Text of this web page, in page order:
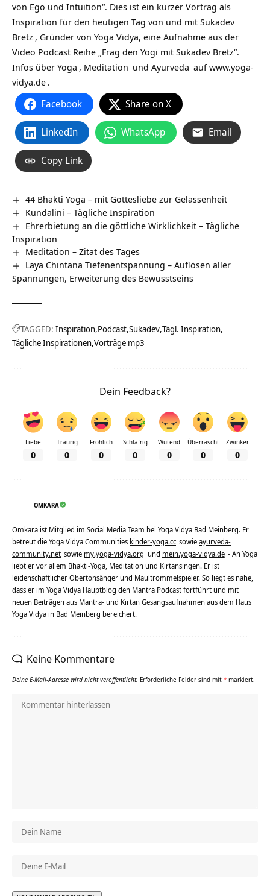
von Ego und Intuition“. Dies ist ein kurzer Vortrag als
Inspiration für den heutigen Tag von und mit Sukadev
Bretz , Gründer von Yoga Vidya, eine Aufnahme aus der
Video Podcast Reihe „Frag den Yogi mit Sukadev Bretz“.
Infos über Yoga , Meditation und Ayurveda aufwww.yoga-
vidya.de .
Facebook Share on X
LinkedIn WhatsApp Email
Copy Link
44 Bhakti Yoga – mit Gottesliebe zur Gelassenheit
Kundalini – Tägliche Inspiration
Ehrerbietung an die göttliche Wirklichkeit – Tägliche
Inspiration
Meditation – Zitat des Tages
Laya Chintana Tiefenentspannung – Auflösen aller
Spannungen, Erweiterung des Bewusstseins
TAGGED: Inspiration Podcast Sukadev Tägl. Inspiration
Tägliche Inspirationen Vorträge mp3
Dein Feedback?
Liebe
0
Traurig
0
Fröhlich
0
Schläfrig
0
Wütend
0
Überrascht
0
Zwinker
0
OMKARA
Omkara ist Mitglied im Social Media Team bei Yoga Vidya Bad Meinberg. Er
betreut die Yoga Vidya Communities kinder-yoga.cc sowieayurveda-
community.net sowie my.yoga-vidya.org und mein.yoga-vidya.de - An Yoga
liebt er vor allem Bhakti-Yoga, Meditation und Kirtansingen. Er ist
leidenschaftlicher Obertonsänger und Maultrommelspieler. So liegt es nahe,
dass er im Yoga Vidya Hauptblog den Mantra Podcast fortführt und mit
neuen Beiträgen aus Mantra- und Kirtan Gesangsaufnahmen aus dem Haus
Yoga Vidya in Bad Meinberg bereichert.
Keine Kommentare
Deine E-Mail-Adresse wird nicht veröffentlicht. Erforderliche Felder sind mit * markiert.